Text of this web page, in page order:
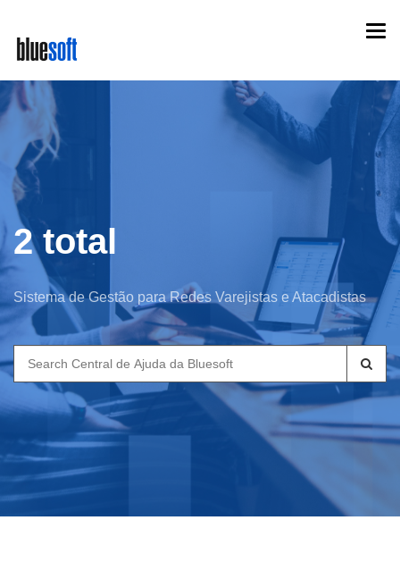
main
content
2 total
Sistema de Gestão para Redes Varejistas e Atacadistas
Search
for: